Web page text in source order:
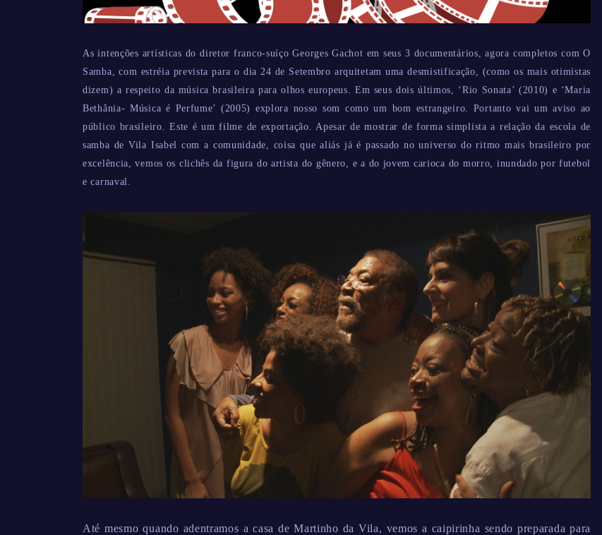
As intenções artísticas do diretor franco-suíço Georges Gachot em seus 3 documentários, agora completos com O
Samba, com estréia prevista para o dia 24 de Setembro arquitetam uma desmistificação, (como os mais otimistas
dizem) a respeito da música brasileira para olhos europeus. Em seus dois últimos, ‘Rio Sonata’ (2010) e ‘Maria
Bethânia- Música é Perfume’ (2005) explora nosso som como um bom estrangeiro. Portanto vai um aviso ao
público brasileiro. Este é um filme de exportação. Apesar de mostrar de forma simplista a relação da escola de
samba de Vila Isabel com a comunidade, coisa que aliás já é passado no universo do ritmo mais brasileiro por
excelência, vemos os clichês da figura do artista do gênero, e a do jovem carioca do morro, inundado por futebol
e carnaval.
Até mesmo quando adentramos a casa de Martinho da Vila, vemos a caipirinha sendo preparada para